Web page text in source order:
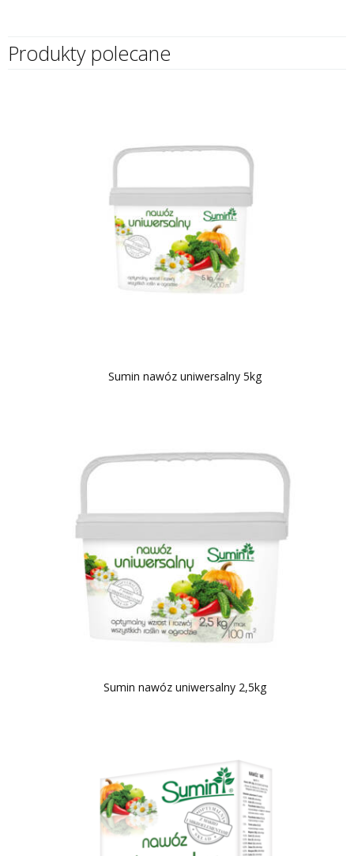
Produkty polecane
Sumin nawóz uniwersalny 5kg
Sumin nawóz uniwersalny 2,5kg